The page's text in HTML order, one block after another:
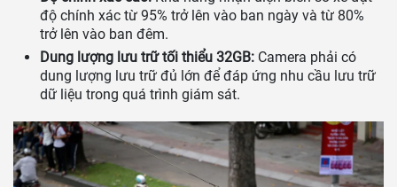
độ chính xác từ 95% trở lên vào ban ngày và từ 80%
trở lên vào ban đêm.
Dung lượng lưu trữ tối thiểu 32GB: Camera phải có
dung lượng lưu trữ đủ lớn để đáp ứng nhu cầu lưu trữ
dữ liệu trong quá trình giám sát.